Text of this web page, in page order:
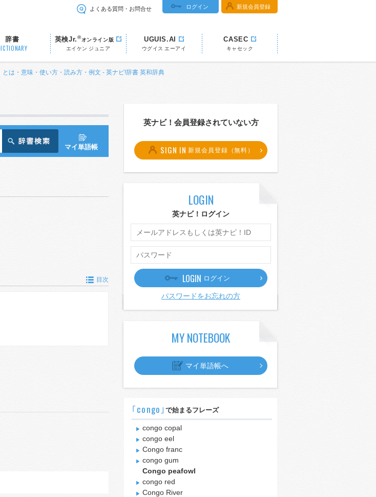
よくある質問・お問合せ ログイン 新規会員登録
辞書 英検Jr.®オンライン版
エイケン ジュニア
UGUIS.AI
ウグイス エーアイ
CASEC
キャセック
とは・意味・使い方・読み方・例文 - 英ナビ!辞書 英和辞典
マイ単語帳
目次
英ナビ！会員登録されていない方
SIGN IN 新規会員登録（無料）
LOGIN
英ナビ！ログイン
LOGIN ログイン
パスワードをお忘れの方
MY NOTEBOOK
マイ単語帳へ
｢congo｣で始まるフレーズ
congo copal
congo eel
Congo franc
congo gum
Congo peafowl
congo red
Congo River